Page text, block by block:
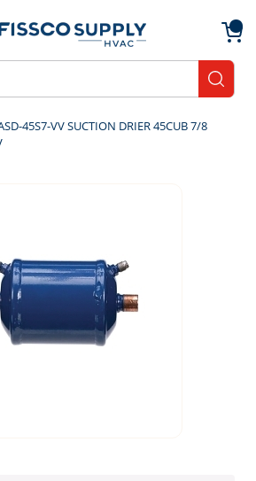
45S7-VV SUCTION DRIER 45CUB 7/8